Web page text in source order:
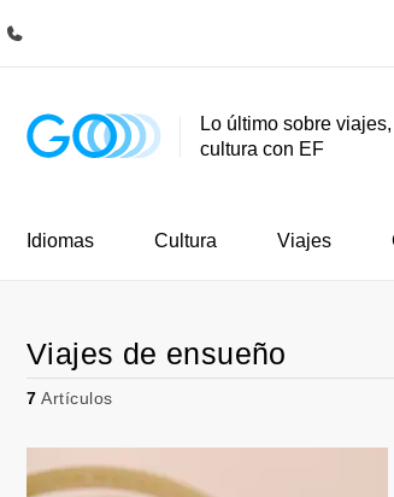
Inicio Programas
Lo último sobre
cultura con EF
Idiomas Cultura Viajes
Viajes de ensueño
7 Artículos